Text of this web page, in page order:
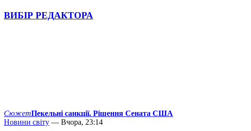
ВИБІР РЕДАКТОРА
СюжетПекельні санкції. Рішення Сената США
Новини світу — Вчора, 23:14